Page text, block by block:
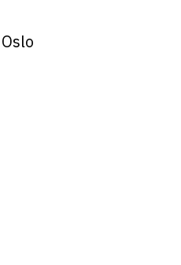
Oslo